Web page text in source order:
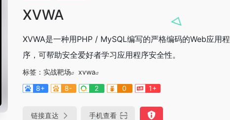
XVWA
XVWA是一种用PHP / MySQL编写的严格编码的Web应用程
序，可帮助安全爱好者学习应用程序安全性。
标签： 实战靶场
xvwa
8+
8- 2 0 1+
链接直达 手机查看